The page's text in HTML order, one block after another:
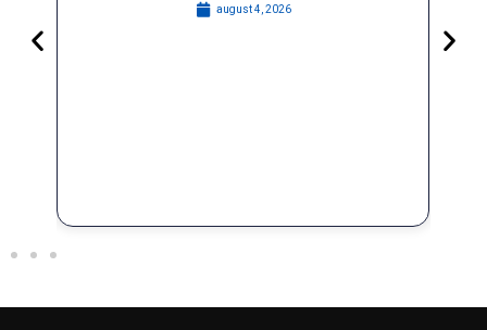
august 4, 2026